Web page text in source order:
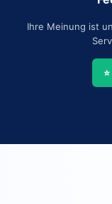
Ihre Meinung ist